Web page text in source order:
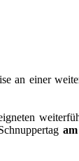
an einer